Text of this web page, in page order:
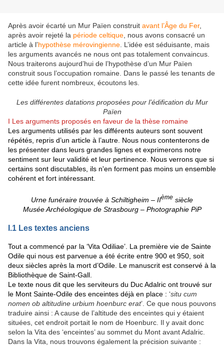
Après avoir écarté un Mur Païen construit avant l’Âge du Fer,
après avoir rejeté la période celtique , nous avons consacré un
article à l’hypothèse mérovingienne . L’idée est séduisante, mais
les arguments avancés ne nous ont pas totalement convaincus.
Nous traiterons aujourd’hui de l’hypothèse d’un Mur Païen
construit sous l’occupation romaine. Dans le passé les tenants de
cette idée furent nombreux, écoutons les.
Les différentes datations proposées pour l’édification du Mur
Païen
I Les arguments proposés en faveur de la thèse romaine
Les arguments utilisés par les différents auteurs sont souvent
répétés, repris d’un article à l’autre. Nous nous contenterons de
les présenter dans leurs grandes lignes et exprimerons notre
sentiment sur leur validité et leur pertinence. Nous verrons que si
certains sont discutables, ils n'en forment pas moins un ensemble
cohérent et fort intéressant.
Urne funéraire trouvée à Schiltigheim – IIème siècle
Musée Archéologique de Strasbourg – Photographie PiP
I.1 Les textes anciens
Tout a commencé par la ‘Vita Odiliae’. La première vie de Sainte
Odile qui nous est parvenue a été écrite entre 900 et 950, soit
deux siècles après la mort d’Odile. Le manuscrit est conservé à la
Bibliothèque de Saint-Gall.
Le texte nous dit que les serviteurs du Duc Adalric ont trouvé sur
le Mont Sainte-Odile des enceintes déjà en place : ‘situ cum
nomen ob altitudine urbium hoenburc erat’. Ce que nous pouvons
traduire ainsi : A cause de l’altitude des enceintes qui y étaient
situées, cet endroit portait le nom de Hoenburc. Il y avait donc
selon la Vita des ‘enceintes’ au sommet du Mont avant Adalric.
Dans la Vita, nous trouvons également la précision suivante :